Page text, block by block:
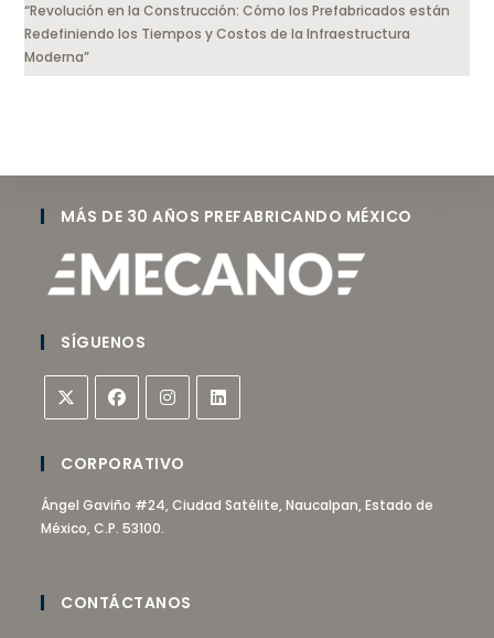
“Revolución en la Construcción: Cómo los Prefabricados están
Redefiniendo los Tiempos y Costos de la Infraestructura
Moderna”
MÁS DE 30 AÑOS PREFABRICANDO MÉXICO
SÍGUENOS
CORPORATIVO
Ángel Gaviño #24, Ciudad Satélite, Naucalpan, Estado de
México, C.P. 53100.
CONTÁCTANOS